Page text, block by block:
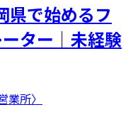
県で始めるフ
ター｜未経験
所〉